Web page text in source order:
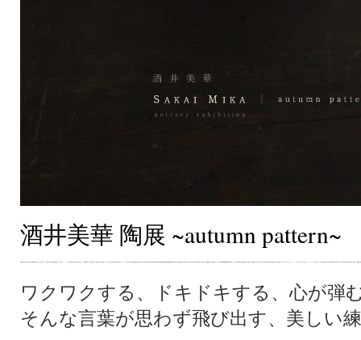
酒井美華 陶展 ~autumn pattern~
ワクワクする、ドキドキする、心が弾
そんな言葉が思わず飛び出す、美しい